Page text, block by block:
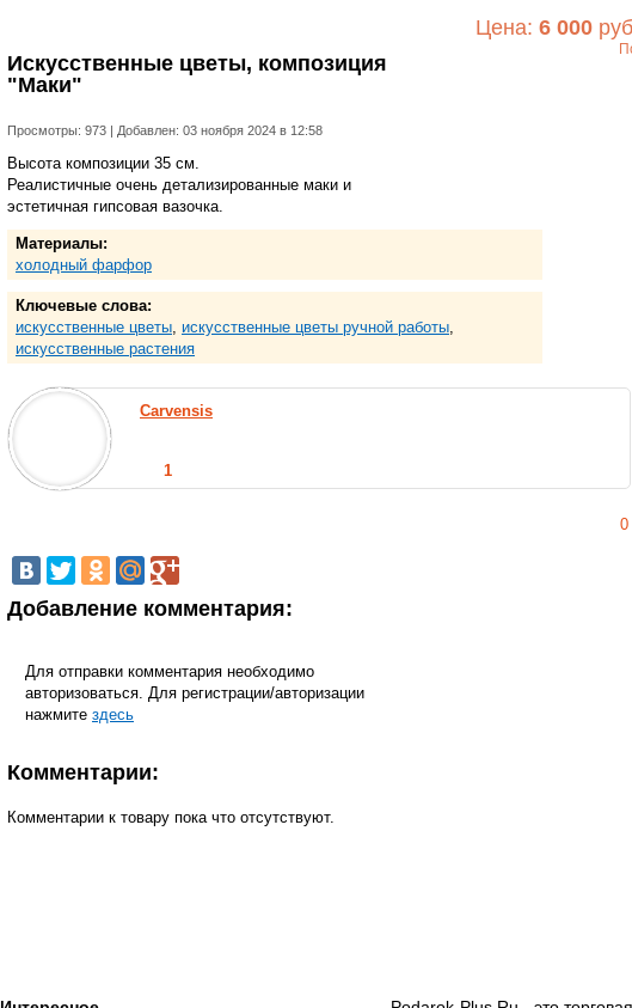
Искусственные цветы, композиция
"Маки"
Просмотры: 973 | Добавлен: 03 ноября 2024 в 12:58
Высота композиции 35 см.
Реалистичные очень детализированные маки и
эстетичная гипсовая вазочка.
Материалы:
холодный фарфор
Ключевые слова:
искусственные цветы, искусственные цветы ручной работы,
искусственные растения
Carvensis
1
0
Добавление комментария:
Для отправки комментария необходимо
авторизоваться. Для регистрации/авторизации
нажмите здесь
Комментарии:
Комментарии к товару пока что отсутствуют.
Цена: 6 000